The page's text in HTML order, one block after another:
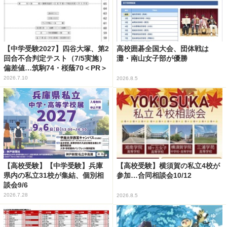
【中学受験2027】四谷大塚、第2
回合不合判定テスト（7/5実施）
偏差値…筑駒74・桜蔭70＜PR＞
2026.7.10
高校囲碁全国大会、団体戦は
灘・南山女子部が優勝
2026.8.5
【高校受験】【中学受験】兵庫
県内の私立31校が集結、個別相
談会9/6
2026.7.28
【高校受験】横須賀の私立4校が
参加…合同相談会10/12
2026.8.5